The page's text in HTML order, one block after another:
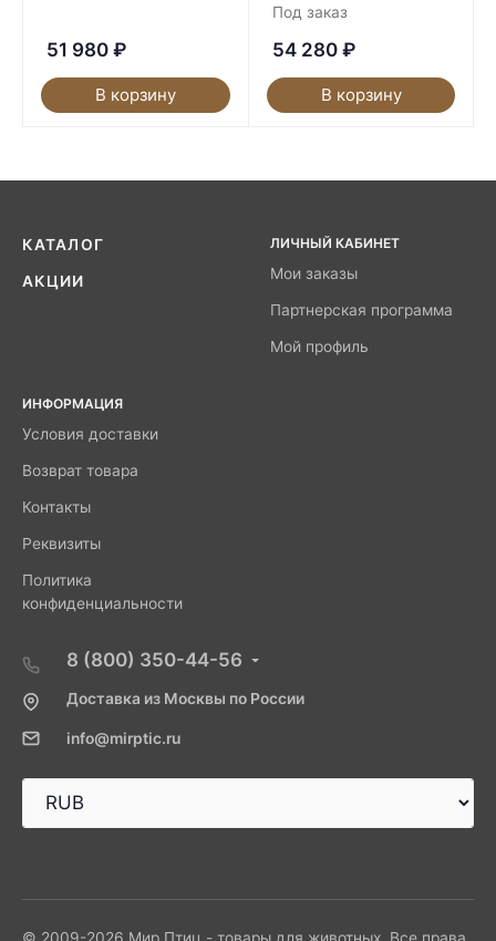
51 980 ₽
В корзину
Под заказ
54 280 ₽
В корзину
КАТАЛОГ
АКЦИИ
ЛИЧНЫЙ КАБИНЕТ
Мои заказы
Партнерская программа
Мой профиль
ИНФОРМАЦИЯ
Условия доставки
Возврат товара
Контакты
Реквизиты
Политика
конфиденциальности
8 (800) 350-44-56
Доставка из Москвы по России
info@mirptic.ru